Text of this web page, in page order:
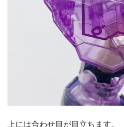
上には合わせ目が目立ちます。